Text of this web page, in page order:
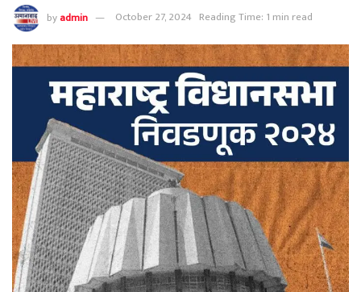
byadmin October 27, 2024 Reading Time: 1 min read